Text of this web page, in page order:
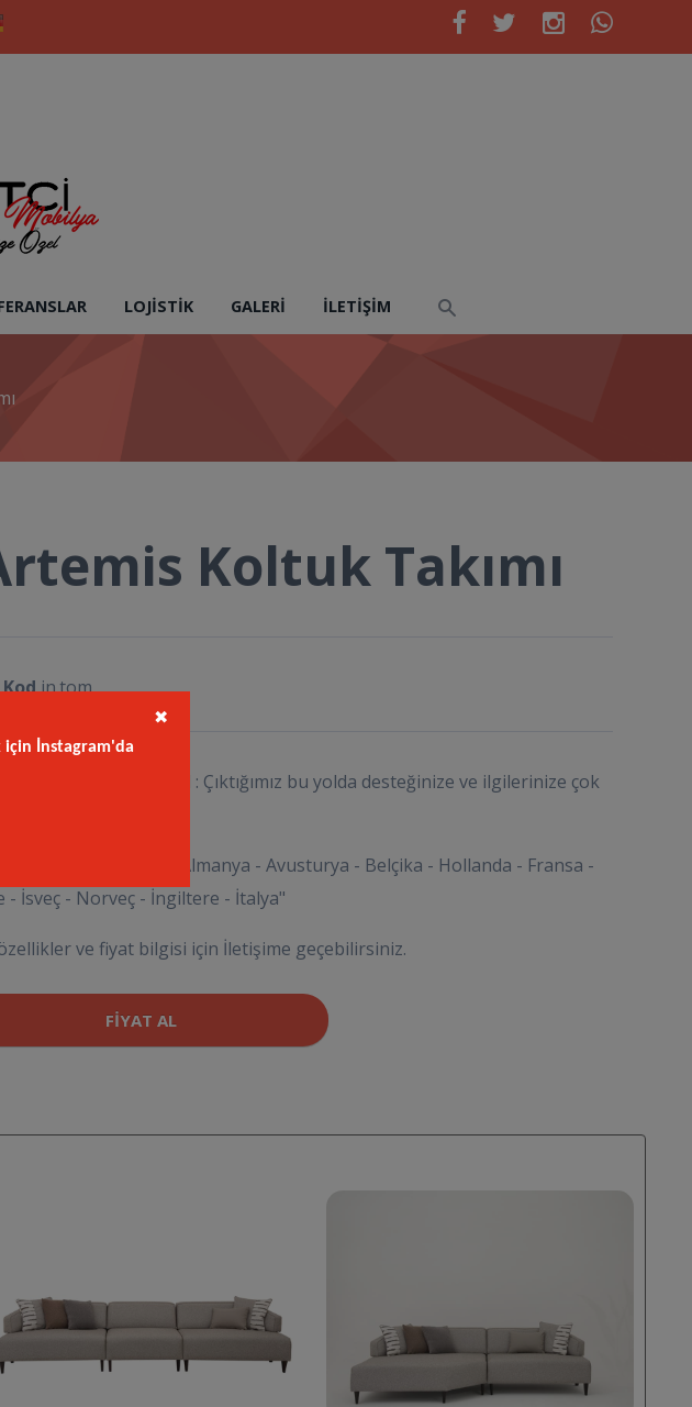
LOJISTIK GALERI İLETIŞIM
Koltuk Takımı
Kodin.tom
Gurbetcilerimize Özel : Çıktığımız bu yolda desteğinize ve ilgilerinize çok
verdiğimiz ülkeler; Almanya - Avusturya - Belçika - Hollanda - Fransa -
- İsveç - Norveç - İngiltere - İtalya"
ve fiyat bilgisi için İletişime geçebilirsiniz.
FIYAT AL
için İnstagram'da
✖